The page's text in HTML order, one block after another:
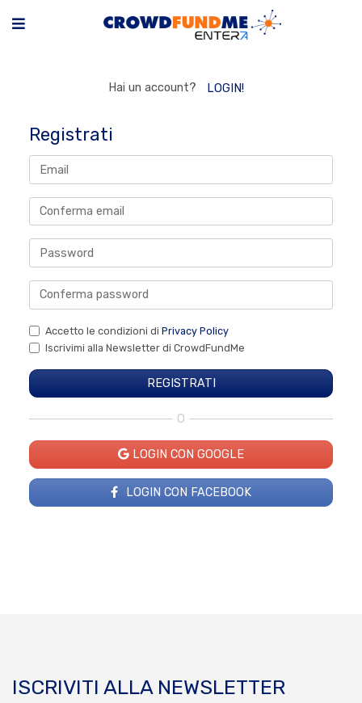
Hai un account? LOGIN!
Registrati
Accetto le condizioni di Privacy Policy
Iscrivimi alla Newsletter di CrowdFundMe
O
LOGIN CON GOOGLE
LOGIN CON FACEBOOK
ISCRIVITI ALLA NEWSLETTER